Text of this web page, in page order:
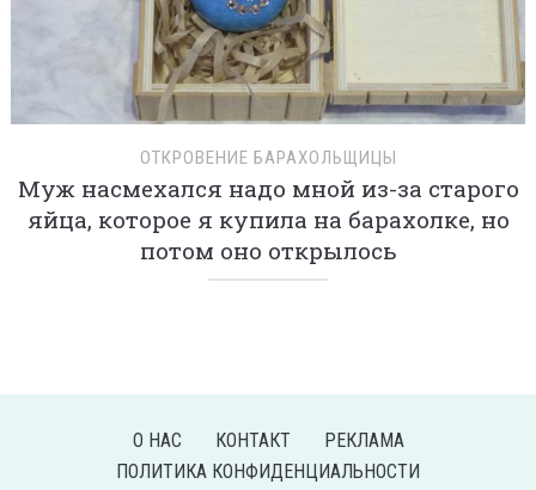
ОТКРОВЕНИЕ БАРАХОЛЬЩИЦЫ
Муж насмехался надо мной из-за старого
яйца, которое я купила на барахолке, но
потом оно открылось
О НАС КОНТАКТ
РЕКЛАМА
ПОЛИТИКА КОНФИДЕНЦИАЛЬНОСТИ